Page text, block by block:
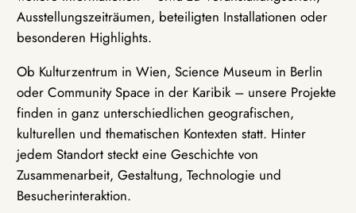
Ausstellungszeiträumen, beteiligten Installationen oder
besonderen Highlights.
Ob Kulturzentrum in Wien, Science Museum in Berlin
oder Community Space in der Karibik – unsere Projekte
finden in ganz unterschiedlichen geografischen,
kulturellen und thematischen Kontexten statt. Hinter
jedem Standort steckt eine Geschichte von
Zusammenarbeit, Gestaltung, Technologie und
Besucherinteraktion.